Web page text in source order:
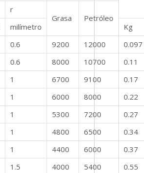
r
Grasa
Petróleo
milímetro
Kg
0.6 9200 12000
0.097
0.6 8000 10700
0.11
1 6700 9100
0.17
1 6000 8000
0.22
1 5300 7200
0.27
1 4800 6500
0.34
1 4400 6000
0.37
1.5 4000 5400
0.55